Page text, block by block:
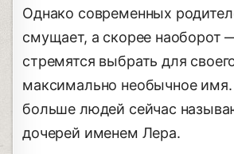
Однако современных
смущает, а скорее наоборот
стремятся выбрать для
максимально необычное
больше людей сейчас
дочерей именем Лера.